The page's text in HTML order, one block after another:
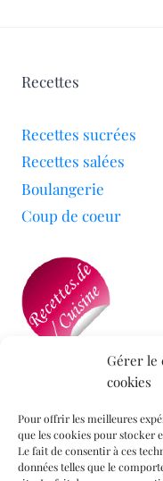
Gérer le
cookies
Pour offrir les meilleures
que les cookies pour stocker
Le fait de consentir à ces
données telles que le
Recettes
Recettes sucrées
Recettes salées
Boulangerie
Coup de coeur
Mon blog a été
Informations légales